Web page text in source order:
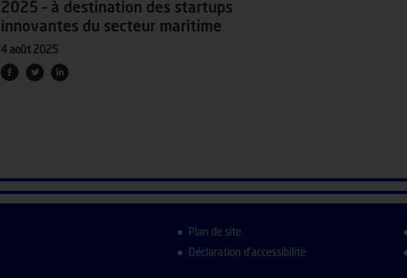
2025 – à destination des startups
innovantes du secteur maritime
4 août 2025
Plan de site
Déclaration d’accessibilité